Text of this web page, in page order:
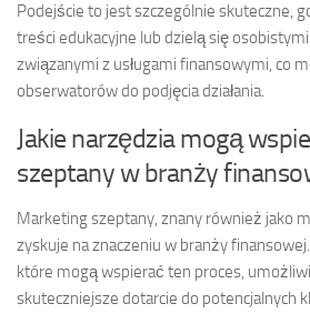
Podejście to jest szczególnie skuteczne,
treści edukacyjne lub dzielą się
związanymi z usługami finansowymi, co
obserwatorów do podjęcia działania.
Jakie narzędzia mogą
szeptany w branży
Marketing szeptany, znany również jako
zyskuje na znaczeniu w branży
które mogą wspierać ten proces,
skuteczniejsze dotarcie do potencjalnych